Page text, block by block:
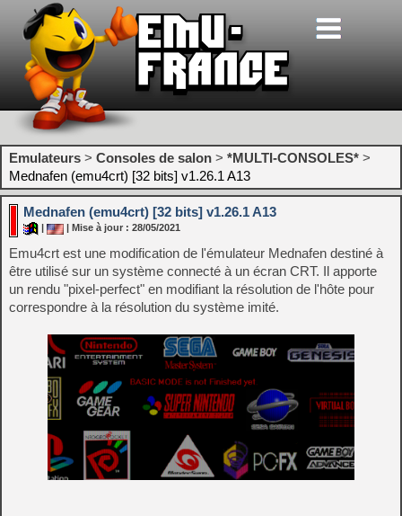
Emulateurs > Consoles de salon > *MULTI-CONSOLES* >
Mednafen (emu4crt) [32 bits] v1.26.1 A13
Mednafen (emu4crt) [32 bits] v1.26.1 A13
| Mise à jour : 28/05/2021
Emu4crt est une modification de l'émulateur Mednafen destiné à
être utilisé sur un système connecté à un écran CRT. Il apporte
un rendu "pixel-perfect" en modifiant la résolution de l'hôte pour
correspondre à la résolution du système imité.